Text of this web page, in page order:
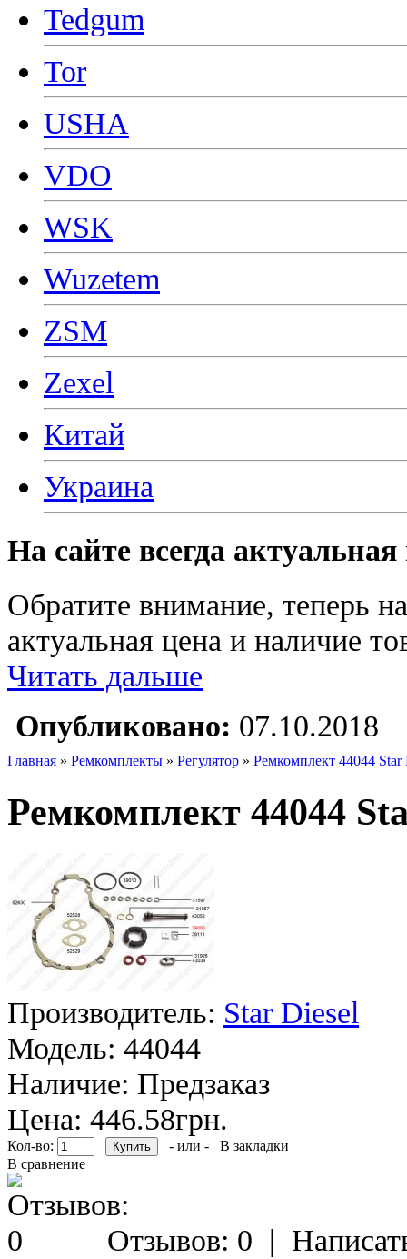
Tedgum
Tor
USHA
VDO
WSK
Wuzetem
ZSM
Zexel
Китай
Украина
На сайте всегда
Обратите внимание, теперь
актуальная цена и наличие
Читать дальше
Опубликовано: 07.10.2018
Главная » Ремкомплекты » Регулятор » Ремкомплект 44044 Star
Ремкомплект 44044
Производитель: Star Diesel
Модель: 44044
Наличие: Предзаказ
Цена: 446.58грн.
Кол-во: - или -
В закладки
В сравнение
Отзывов: 0 |